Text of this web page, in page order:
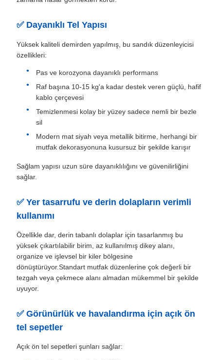
Fabrika turu
Kalite kontrol
Bize ulaşın
Haberler
Tüm servis talepleri
Teklif isteği
Dolap kapı menteşesi
Çekmece Rayı Sürgüsü
Mutfak Depolama Çözümü
✅ Dayanıklı Tel Yapısı
Yüksek kaliteli demirden yapılmış, bu sandık düzenleyicisi
özellikleri:
Pas ve korozyona dayanıklı performans
Raf başına 10-15 kg'a kadar destek veren güçlü, hafif
kablo çerçevesi
Temizlenmesi kolay bir yüzey sadece nemli bir bezle
sil
Modern mat siyah veya metallik bitirme, herhangi bir
mutfak dekorasyonuna kusursuz bir şekilde karışır
Sağlam yapısı uzun süre dayanıklılığını ve güvenilirliğini
sağlar.
✅ Yer tasarrufu ve derin dolapların verimli
kullanımı
Özellikle dar, derin tabanlı dolaplar için tasarlanmış bu
yüksek çıkartılabilir birim, az kullanılmış dikey alanı,
organize ve işlevsel bir kiler bölgesine
dönüştürüyor.Standart mutfak düzenlerine çok değerli bir
tezgah veya çekmece alanı almadan mükemmel bir şekilde
uyuyor.
✅ Görünürlük ve havalandırma için açık ön
tel sepetler
Açık ön tel sepetleri şunları sağlar: